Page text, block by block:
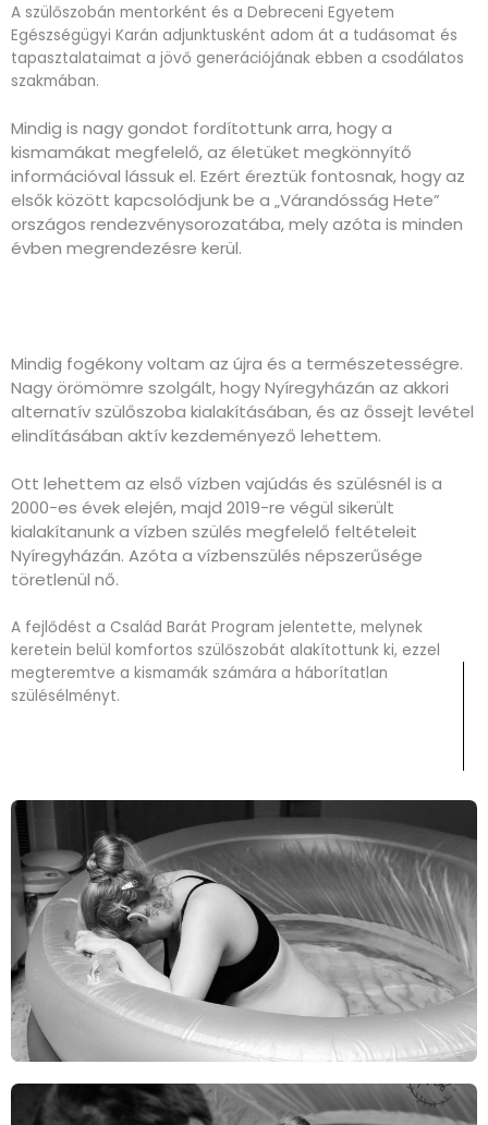
A szülőszobán mentorként és a Debreceni Egyetem
Egészségügyi Karán adjunktusként adom át a tudásomat és
tapasztalataimat a jövő generációjának ebben a csodálatos
szakmában.
Mindig is nagy gondot fordítottunk arra, hogy a
kismamákat megfelelő, az életüket megkönnyítő
információval lássuk el. Ezért éreztük fontosnak, hogy az
elsők között kapcsolódjunk be a „Várandósság Hete”
országos rendezvénysorozatába, mely azóta is minden
évben megrendezésre kerül.
Mindig fogékony voltam az újra és a természetességre.
Nagy örömömre szolgált, hogy Nyíregyházán az akkori
alternatív szülőszoba kialakításában, és az őssejt levétel
elindításában aktív kezdeményező lehettem.
Ott lehettem az első vízben vajúdás és szülésnél is a
2000-es évek elején, majd 2019-re végül sikerült
kialakítanunk a vízben szülés megfelelő feltételeit
Nyíregyházán. Azóta a vízbenszülés népszerűsége
töretlenül nő.
A fejlődést a Család Barát Program jelentette, melynek
keretein belül komfortos szülőszobát alakítottunk ki, ezzel
megteremtve a kismamák számára a háborítatlan
szülésélményt.